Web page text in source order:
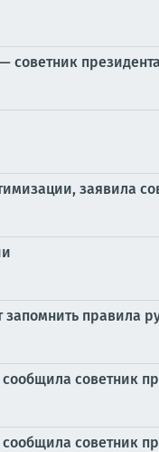
советник
заявила
правила
советник
советник